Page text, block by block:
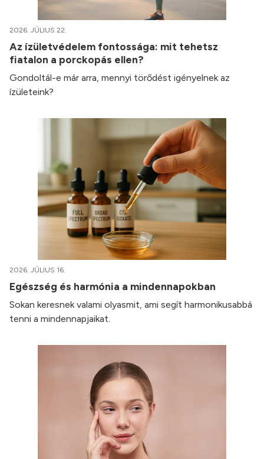
2026. JÚLIUS 22.
Az ízületvédelem fontossága: mit tehetsz
fiatalon a porckopás ellen?
Gondoltál-e már arra, mennyi törődést igényelnek az
ízületeink?
2026. JÚLIUS 16.
Egészség és harmónia a mindennapokban
Sokan keresnek valami olyasmit, ami segít harmonikusabbá
tenni a mindennapjaikat.